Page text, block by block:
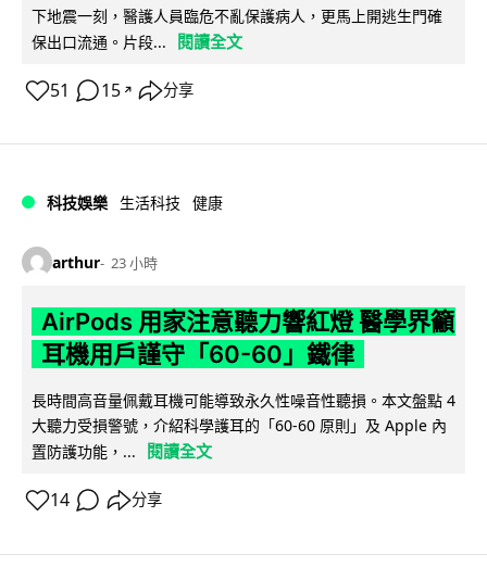
下地震一刻，醫護人員臨危不亂保護病人，更馬上開逃生門確
保出口流通。片段...
閱讀全文
51 15 ↗ 分享
科技娛樂 生活科技 健康
arthur 23 小時
AirPods 用家注意聽力響紅燈 醫學界籲
耳機用戶謹守「60-60」鐵律
長時間高音量佩戴耳機可能導致永久性噪音性聽損。本文盤點 4
大聽力受損警號，介紹科學護耳的「60-60 原則」及 Apple 內
置防護功能，...
閱讀全文
14 分享